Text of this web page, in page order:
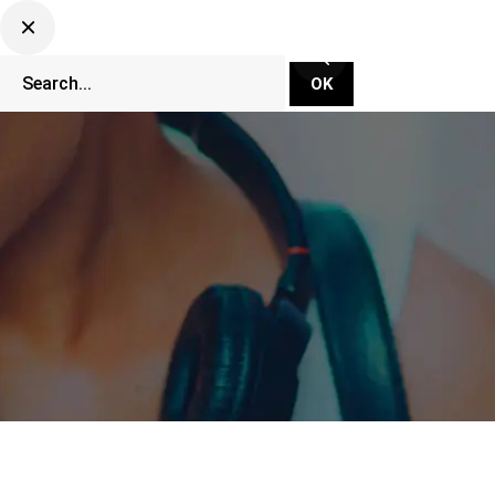
CLUBBING TV NETWORK